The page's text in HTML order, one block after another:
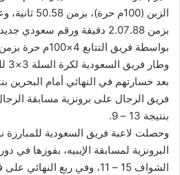
بزمن 2.07.88 دقيقة ورقم
بواسطة فريق التتابع 4×100م حرة بزمن 3.27.72 دقيقة.
فريق الرجال على برونزية مسابقة
بنتيجة 13 – 9.
وحصلت لاعبة فريق السعودية للمبارزة